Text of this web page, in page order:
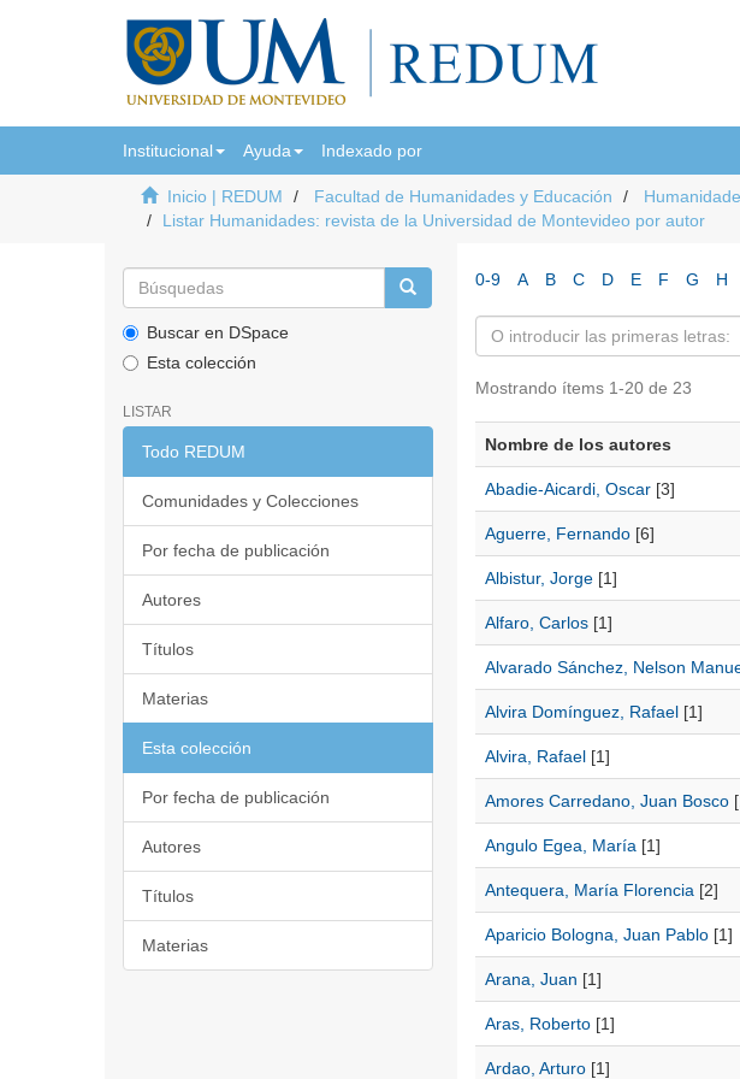
Institucional Ayuda Indexado por
Inicio | REDUM Facultad de Humanidades y Educación
Listar Humanidades: revista de la Universidad de Montevideo por autor
Buscar en DSpace
Esta colección
LISTAR
Todo REDUM
Comunidades y Colecciones
Por fecha de publicación
Autores
Títulos
Materias
Esta colección
Por fecha de publicación
Autores
Títulos
Materias
0-9 A B C D E F G H
Mostrando ítems 1-20 de 23
Nombre de los autores
Abadie-Aicardi, Oscar[3]
Aguerre, Fernando[6]
Albistur, Jorge[1]
Alfaro, Carlos[1]
Alvarado Sánchez, Nelson
Alvira Domínguez, Rafael[1]
Alvira, Rafael[1]
Amores Carredano, Juan Bosco
Angulo Egea, María [1]
Antequera, María Florencia [2]
Aparicio Bologna, Juan Pablo[1]
Arana, Juan [1]
Aras, Roberto[1]
Ardao, Arturo[1]